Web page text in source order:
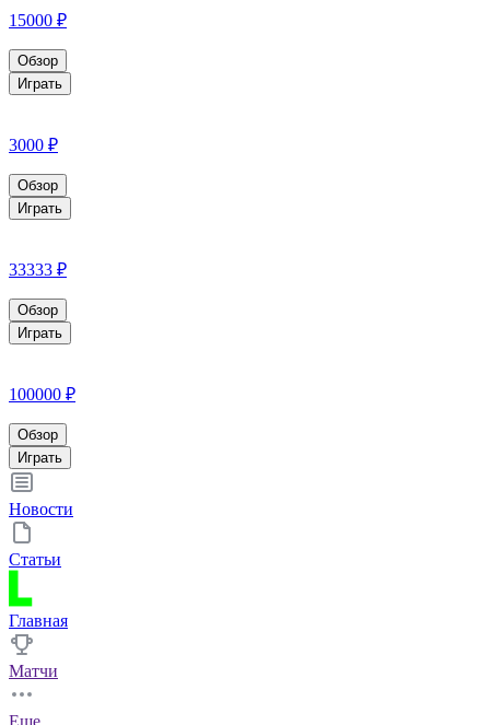
15000 ₽
Обзор
Играть
3000 ₽
Обзор
Играть
33333 ₽
Обзор
Играть
100000 ₽
Обзор
Играть
Новости
Статьи
Главная
Матчи
Еще